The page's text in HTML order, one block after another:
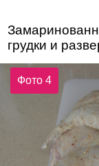
грудки и
Фото 4